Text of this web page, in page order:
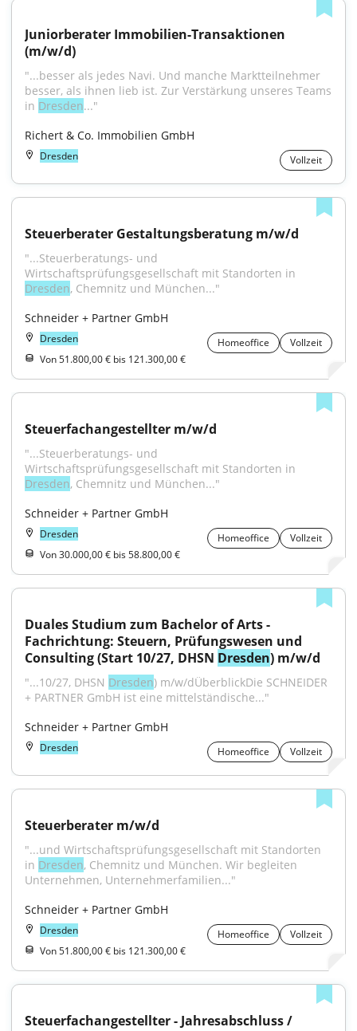
Juniorberater Immobilien-Transaktionen
(m/w/d)
"...besser als jedes Navi. Und manche Marktteilnehmer
besser, als ihnen lieb ist. Zur Verstärkung unseres Teams
in Dresden..."
Richert & Co. Immobilien GmbH
Dresden Vollzeit
Steuerberater Gestaltungsberatung m/w/d
"...Steuerberatungs- und
Dresden, Chemnitz und München..."
Schneider + Partner GmbH
Dresden Homeoffice
Vollzeit
Von 51.800,00 € bis 121.300,00 €
Steuerfachangestellter m/w/d
"...Steuerberatungs- und
Dresden, Chemnitz und München..."
Schneider + Partner GmbH
Dresden Homeoffice
Vollzeit
Von 30.000,00 € bis 58.800,00 €
Duales Studium zum Bachelor of Arts -
Fachrichtung: Steuern, Prüfungswesen und
Consulting (Start 10/27, DHSN Dresden) m/w/d
"...10/27, DHSN Dresden) m/w/dÜberblickDie SCHNEIDER
+ PARTNER GmbH ist eine mittelständische..."
Schneider + Partner GmbH
Dresden Homeoffice Vollzeit
Steuerberater m/w/d
"...und Wirtschaftsprüfungsgesellschaft mit Standorten
in Dresden, Chemnitz und München. Wir begleiten
Unternehmen, Unternehmerfamilien..."
Schneider + Partner GmbH
Dresden Homeoffice
Vollzeit
Von 51.800,00 € bis 121.300,00 €
Steuerfachangestellter - Jahresabschluss /